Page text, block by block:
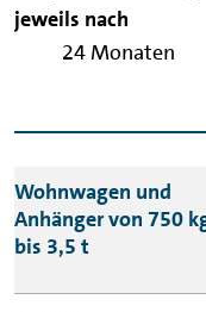
24 Monaten
Wohnwagen und
Anhänger von 750
bis 3,5 t